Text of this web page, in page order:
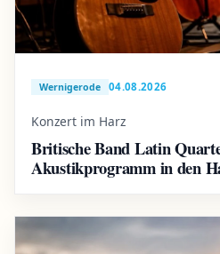
Wernigerode 04.08.2026
Konzert im Harz
Britische Band Latin
Akustikprogramm in den